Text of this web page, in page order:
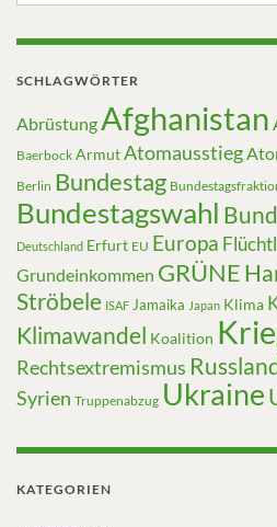
SCHLAGWÖRTER
Abrüstung Afghanistan
Baerbock ArmutAtomausstieg
Berlin Bundestag
Bundestagswahl
Deutschland Erfurt EU Europa
Grundeinkommen GRÜNE
Ströbele ISAF Jamaika Japan Klima
Klimawandel Koalition
Rechtsextremismus
Syrien Truppenabzug Ukraine
KATEGORIEN